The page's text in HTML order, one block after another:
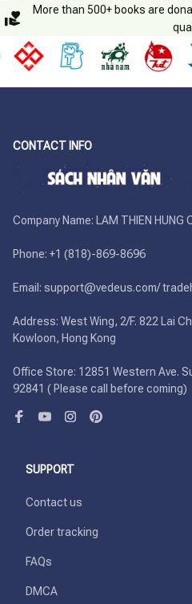
More than 500+ books are
CONTACT INFO
Company Name: LAM THIEN HUNG
Phone: +1 (818)-869-8696
Email: support@vedeus.com/
Address: West Wing, 2/F. 822 Lai
Kowloon, Hong Kong
Office Store: 12851 Western Ave.
92841 ( Please call before coming)
SUPPORT
Contact us
Order tracking
FAQs
DMCA